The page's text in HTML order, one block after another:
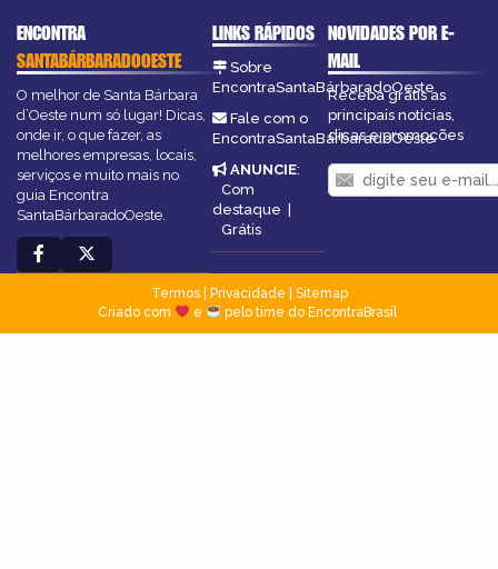
ENCONTRA
SANTABÁRBARADOOESTE
O melhor de Santa Bárbara
d’Oeste num só lugar! Dicas,
onde ir, o que fazer, as
melhores empresas, locais,
serviços e muito mais no
guia Encontra
SantaBárbaradoOeste.
LINKS RÁPIDOS
Sobre
EncontraSantaBárbaradoOeste
Fale com o
EncontraSantaBárbaradoOeste
ANUNCIE:
Com
destaque |
Grátis
NOVIDADES POR E-
MAIL
Receba grátis as
principais notícias,
dicas e promoções
Termos| Privacidade
Sitemap
Criado com
e pelo time do EncontraBrasil